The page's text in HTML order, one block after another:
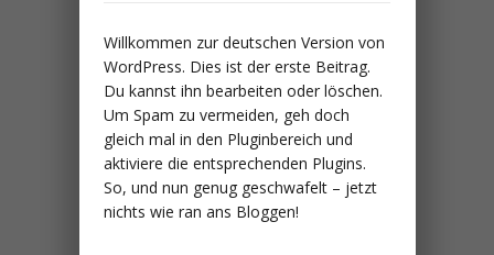
Willkommen zur deutschen Version von
WordPress. Dies ist der erste Beitrag.
Du kannst ihn bearbeiten oder löschen.
Um Spam zu vermeiden, geh doch
gleich mal in den Pluginbereich und
aktiviere die entsprechenden Plugins.
So, und nun genug geschwafelt – jetzt
nichts wie ran ans Bloggen!